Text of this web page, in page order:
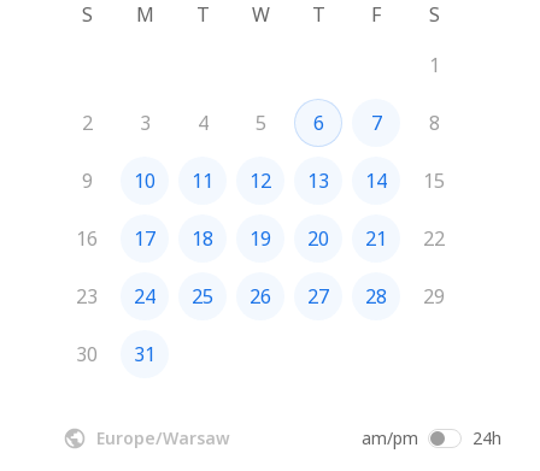
S
M T W T F
S
1
2 3 4 5 6 7 8
9 10 11 12 13 14 15
16 17 18 19 20 21 22
23 24 25 26 27 28 29
30 31
Europe/Warsaw am/pm 24h